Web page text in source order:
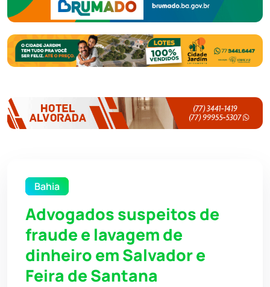
Bahia
Advogados suspeitos de
fraude e lavagem de
dinheiro em Salvador e
Feira de Santana